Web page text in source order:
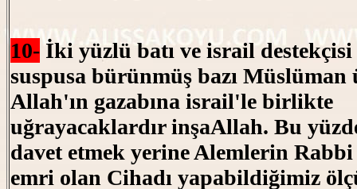
10-İki yüzlü batı ve israil
suspusa bürünmüş bazı Müslüman
Allah'ın gazabına israil'le birlikte
uğrayacaklardır inşaAllah. Bu
davet etmek yerine Alemlerin
emri olan Cihadı yapabildiğimiz